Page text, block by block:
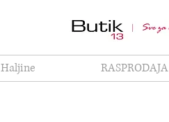
Haljine RASPRODAJA